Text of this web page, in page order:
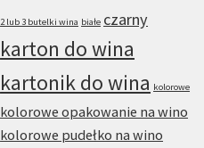
2 lub 3 butelki wina białe czarny
karton do wina
kartonik do wina kolorowe
kolorowe opakowanie na wino
kolorowe pudełko na wino